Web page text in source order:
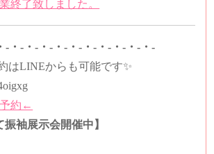
終了致しました。
-・-・-・-・-・-・-・-・-・-・-
はLINEからも可能です✨
約←
振袖展示会開催中】